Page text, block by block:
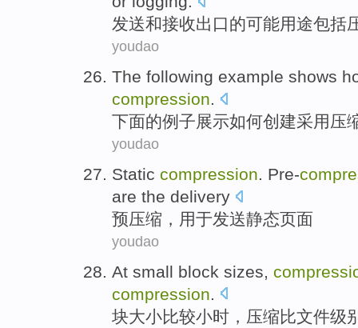
发送和接收出口的可能用途包括
youdao
The following example shows
compression.
下面的例子展示如何创建采用 压
youdao
Static compression. Pre-
are the delivery
预压缩 ，用于发送静态页面
youdao
At small block sizes
compression
块大小比较小时， 压缩比文件级